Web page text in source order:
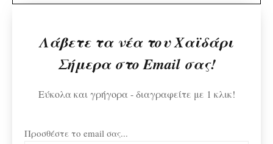
Λάβετε τα νέα του Χαϊδάρι
Σήμερα στο Email σας!
Εύκολα και γρήγορα - διαγραφείτε με 1 κλικ!
Προσθέστε το email σας...